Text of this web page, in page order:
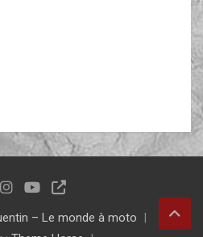
– Le monde à moto